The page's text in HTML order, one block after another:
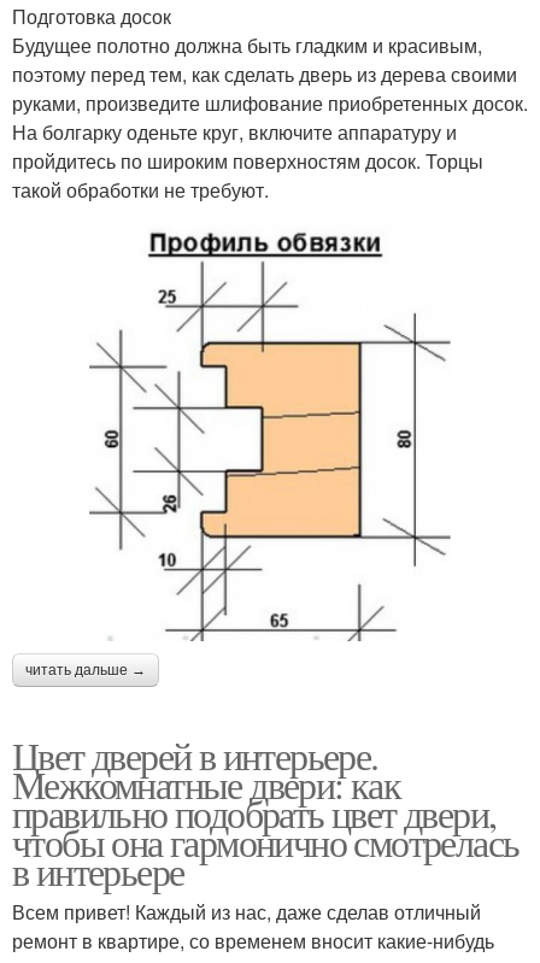
Подготовка досок
Будущее полотно должна быть гладким и красивым,
поэтому перед тем, как сделать дверь из дерева своими
руками, произведите шлифование приобретенных досок.
На болгарку оденьте круг, включите аппаратуру и
пройдитесь по широким поверхностям досок. Торцы
такой обработки не требуют.
читать дальше →
Цвет дверей в интерьере.
Межкомнатные двери: как
правильно подобрать цвет двери,
чтобы она гармонично смотрелась
в интерьере
Всем привет! Каждый из нас, даже сделав отличный
ремонт в квартире, со временем вносит какие-нибудь